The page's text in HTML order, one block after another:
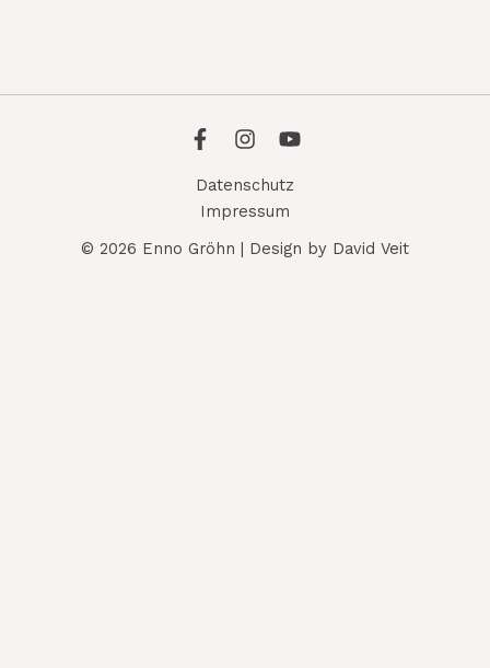
Datenschutz
Impressum
© 2026 Enno Gröhn | Design by David Veit